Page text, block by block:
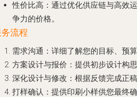
性价比高 ：通过优化供应链与高效
争力的价格。
流程
需求沟通 ：详细了解您的目标、预算
方案设计与报价 ：提供初步设计构
深化设计与修改 ：根据反馈完成正稿
打样确认 ：提供印刷小样供您最终确